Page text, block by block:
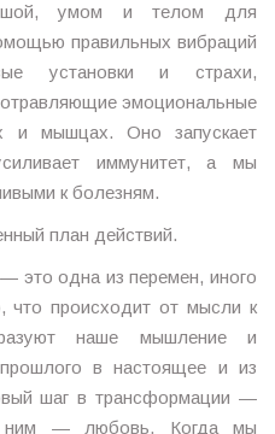
умом и телом для
правильных вибраций
установки и страхи,
эмоциональные
и мышцах. Оно запускает
иммунитет, а мы
к болезням.
план действий.
это одна из перемен, иного
что происходит от мысли к
наше мышление и
в настоящее и из
шаг в трансформации —
ним — любовь. Когда мы